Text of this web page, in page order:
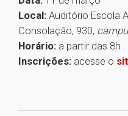
Local: Auditório Escola
Consolação, 930,
Horário: a partir das 8h
Inscrições: acesse o